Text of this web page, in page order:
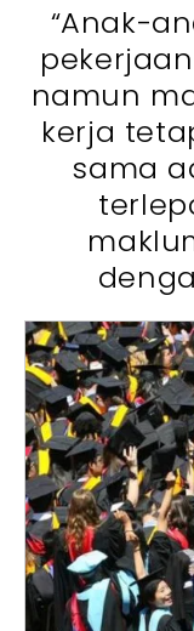
“Anak-
namun
kerja
sama